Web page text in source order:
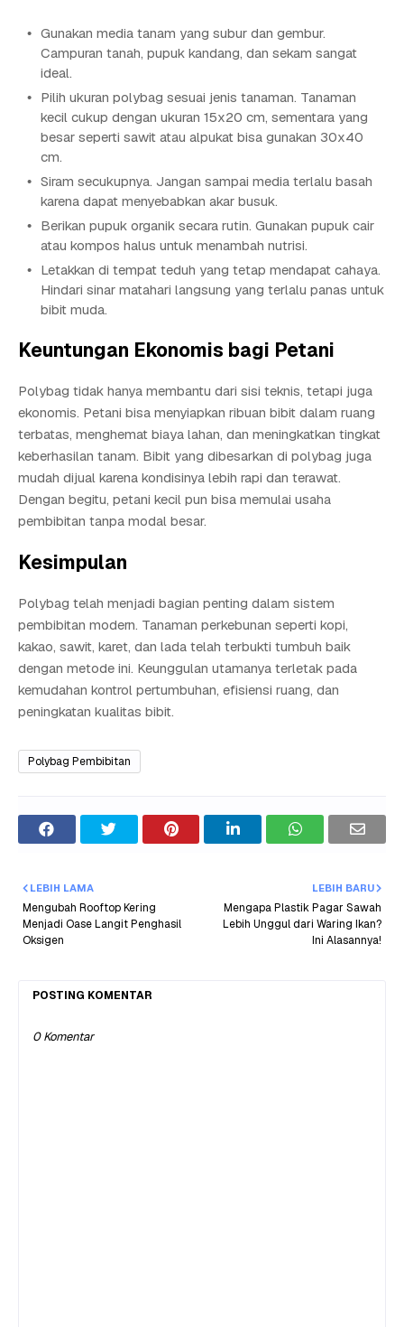
Gunakan media tanam yang subur dan gembur.
Campuran tanah, pupuk kandang, dan sekam sangat
ideal.
Pilih ukuran polybag sesuai jenis tanaman. Tanaman
kecil cukup dengan ukuran 15x20 cm, sementara yang
besar seperti sawit atau alpukat bisa gunakan 30x40
cm.
Siram secukupnya. Jangan sampai media terlalu basah
karena dapat menyebabkan akar busuk.
Berikan pupuk organik secara rutin. Gunakan pupuk cair
atau kompos halus untuk menambah nutrisi.
Letakkan di tempat teduh yang tetap mendapat cahaya.
Hindari sinar matahari langsung yang terlalu panas untuk
bibit muda.
Keuntungan Ekonomis bagi Petani
Polybag tidak hanya membantu dari sisi teknis, tetapi juga
ekonomis. Petani bisa menyiapkan ribuan bibit dalam ruang
terbatas, menghemat biaya lahan, dan meningkatkan tingkat
keberhasilan tanam. Bibit yang dibesarkan di polybag juga
mudah dijual karena kondisinya lebih rapi dan terawat.
Dengan begitu, petani kecil pun bisa memulai usaha
pembibitan tanpa modal besar.
Kesimpulan
Polybag telah menjadi bagian penting dalam sistem
pembibitan modern. Tanaman perkebunan seperti kopi,
kakao, sawit, karet, dan lada telah terbukti tumbuh baik
dengan metode ini. Keunggulan utamanya terletak pada
kemudahan kontrol pertumbuhan, efisiensi ruang, dan
peningkatan kualitas bibit.
Polybag Pembibitan
LEBIH BARU
Mengapa Plastik Pagar Sawah
Lebih Unggul dari Waring Ikan?
Ini Alasannya!
LEBIH LAMA
Mengubah Rooftop Kering
Menjadi Oase Langit Penghasil
Oksigen
POSTING KOMENTAR
0 Komentar